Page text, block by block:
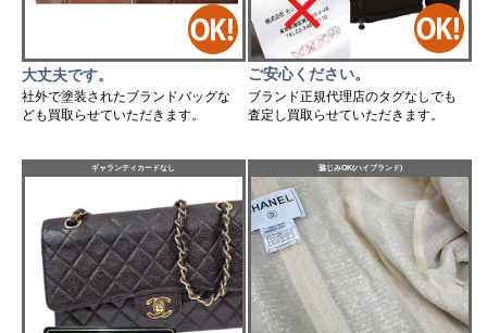
大丈夫です。
社外で塗装されたブランドバッグな
ども買取らせていただきます。
ご安心ください。
ブランド正規代理店のタグなしでも
査定し買取らせていただきます。
ギャランティカードなし 脇じみOK(ハイブランド)